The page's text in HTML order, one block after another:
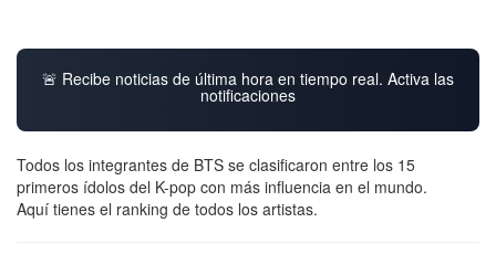
🚨 Recibe noticias de última hora en tiempo real. Activa las
notificaciones
Todos los integrantes de BTS se clasificaron entre los 15
primeros ídolos del K-pop con más influencia en el mundo.
Aquí tienes el ranking de todos los artistas.